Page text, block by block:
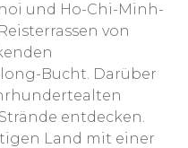
und Ho-Chi-Minh-
von
Bucht. Darüber
entdecken.
Land mit einer